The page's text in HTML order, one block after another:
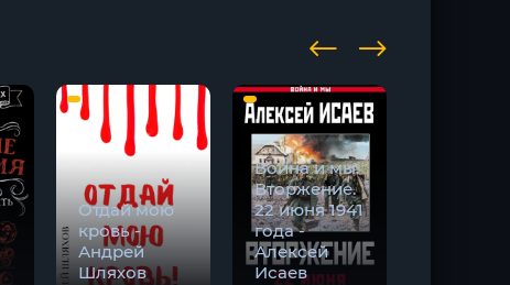
Отдай мою
кровь -
Андрей
Шляхов
Война и мы.
Вторжение.
22 июня 1941
года -
Алексей
Исаев